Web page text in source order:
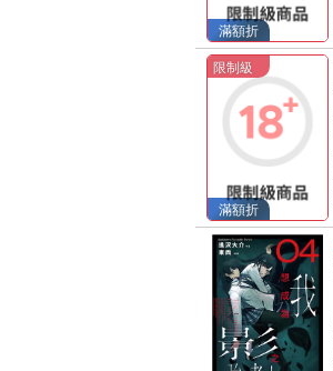
滿額折
限制級
滿額折